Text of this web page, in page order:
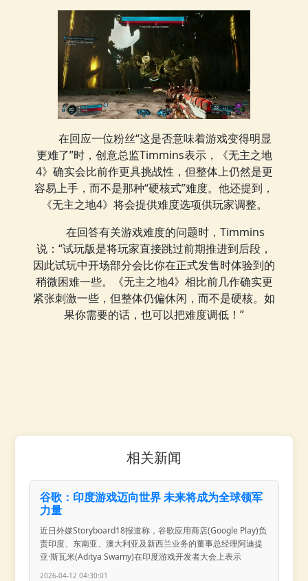
在回应一位粉丝“这是否意味着游戏变得明显
更难了”时，创意总监Timmins表示，《无主之地
4》确实会比前作更具挑战性，但整体上仍然是更
容易上手，而不是那种“硬核式”难度。他还提到，
《无主之地4》将会提供难度选项供玩家调整。
在回答有关游戏难度的问题时，Timmins
说：“试玩版是将玩家直接跳过前期推进到后段，
因此试玩中开场部分会比你在正式发售时体验到的
稍微困难一些。《无主之地4》相比前几作确实更
紧张刺激一些，但整体仍偏休闲，而不是硬核。如
果你需要的话，也可以把难度调低！”
相关新闻
谷歌：印度游戏迈向世界 未来将成为全球领军
力量
近日外媒Storyboard18报道称，谷歌应用商店(Google Play)负
责印度、东南亚、澳大利亚及新西兰业务的董事总经理阿迪提
亚·斯瓦米(Aditya Swamy)在印度游戏开发者大会上表示
2026-04-12 04:30:01